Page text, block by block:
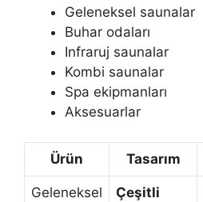
Geleneksel saunalar
Buhar odaları
Infraruj saunalar
Kombi saunalar
Spa ekipmanları
Aksesuarlar
Ürün Tasarım
Geleneksel
Çeşitli